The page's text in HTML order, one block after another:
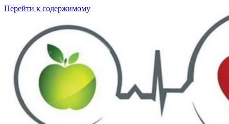
Перейти к содержимому